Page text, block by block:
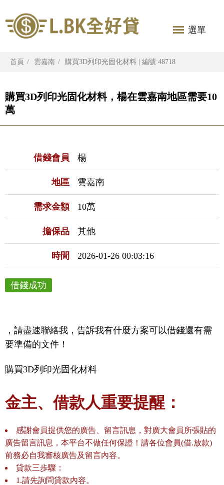
選單
首頁 雲嘉南 購買3D列印光固化材料 | 編號:48718
購買3D列印光固化材料，楊在雲嘉南地區需要10
萬
借錢會員 楊
地區 雲嘉南
需求金額 10萬
擔保品 其他
時間 2026-01-26 00:03:16
借錢成功
，請盡速聯絡我，告訴我有什麼方案可以借錢還有需
要準備的文件！
購買3D列印光固化材料
金主、借款人重要提醒：
感謝會員提供您的廣告、留言訊息，對廣大會員所張貼的
廣告留言訊息，本平台不做任何保證！請各位會員(借.放款)
前務必自我審核廣告及留言內容。
貸款三歩驟：
1.請先詢問貸款內容。